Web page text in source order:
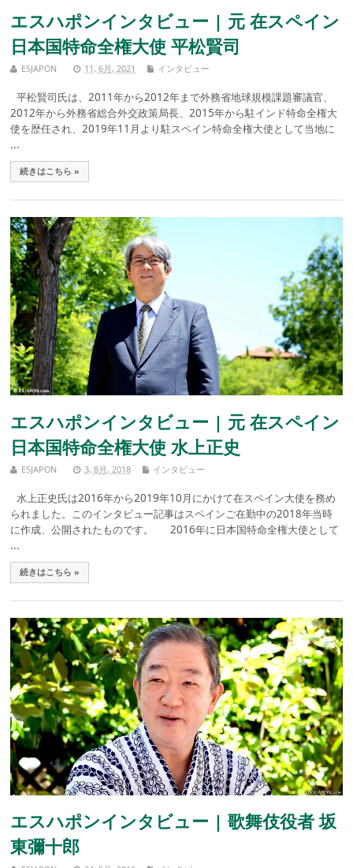
エスハポンインタビュー | 元 在スペイン
日本国特命全権大使 平松賢司
ESJAPON 11, 6月, 2021 インタビュー
平松賢司氏は、2011年から2012年まで外務省地球規模課題審議官、
2012年から外務省総合外交政策局長、2015年から駐インド特命全権大
使を歴任され、2019年11月より駐スペイン特命全権大使として当地に
...
続きはこちら »
エスハポンインタビュー | 元 在スペイン
日本国特命全権大使 水上正史
ESJAPON 3, 8月, 2018 インタビュー
水上正史氏は2016年から2019年10月にかけて在スペイン大使を務め
られました。このインタビュー記事はスペインご在勤中の2018年当時
に作成、公開されたものです。 2016年に日本国特命全権大使として
...
続きはこちら »
エスハポンインタビュー | 歌舞伎役者 坂
東彌十郎